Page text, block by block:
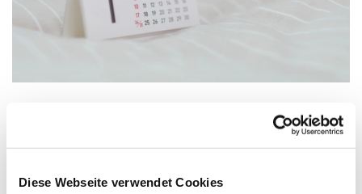
Diese Webseite verwendet Cookies
19:15 - 20:15 Uhr